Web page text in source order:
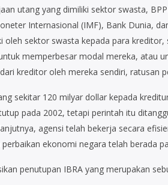
utang yang dimiliki sektor swasta,
Internasional (IMF), Bank Dunia,
sektor swasta kepada para
memperbesar modal mereka, atau
kreditor oleh mereka sendiri, ratusan
sekitar 120 milyar dollar kepada
pada 2002, tetapi perintah itu
agensi telah bekerja secara
ekonomi negara telah berada
penutupan IBRA yang merupakan